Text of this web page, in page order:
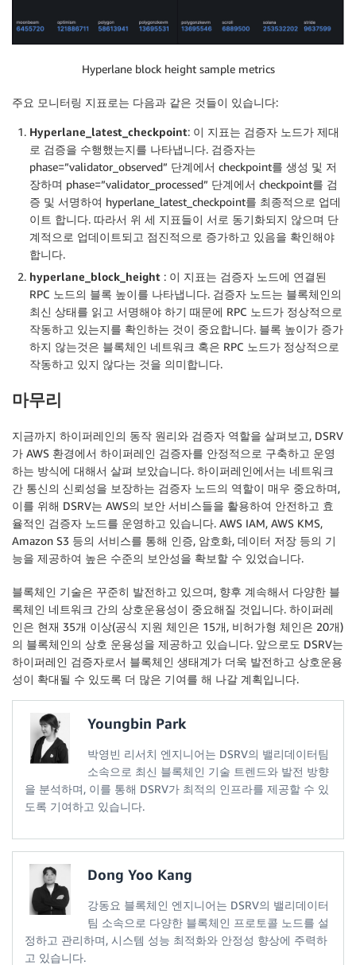
Hyperlane block height sample metrics
주요 모니터링 지표로는 다음과 같은 것들이 있습니다:
Hyperlane_latest_checkpoint: 이 지표는 검증자 노드가 제대
로 검증을 수행했는지를 나타냅니다. 검증자는
phase=”validator_observed” 단계에서 checkpoint를 생성 및 저
장하며 phase=”validator_processed” 단계에서 checkpoint를 검
증 및 서명하여 hyperlane_latest_checkpoint를 최종적으로 업데
이트 합니다. 따라서 위 세 지표들이 서로 동기화되지 않으며 단
계적으로 업데이트되고 점진적으로 증가하고 있음을 확인해야
합니다.
hyperlane_block_height : 이 지표는 검증자 노드에 연결된
RPC 노드의 블록 높이를 나타냅니다. 검증자 노드는 블록체인의
최신 상태를 읽고 서명해야 하기 때문에 RPC 노드가 정상적으로
작동하고 있는지를 확인하는 것이 중요합니다. 블록 높이가 증가
하지 않는것은 블록체인 네트워크 혹은 RPC 노드가 정상적으로
작동하고 있지 않다는 것을 의미합니다.
마무리
지금까지 하이퍼레인의 동작 원리와 검증자 역할을 살펴보고, DSRV
가 AWS 환경에서 하이퍼레인 검증자를 안정적으로 구축하고 운영
하는 방식에 대해서 살펴 보았습니다. 하이퍼레인에서는 네트워크
간 통신의 신뢰성을 보장하는 검증자 노드의 역할이 매우 중요하며,
이를 위해 DSRV는 AWS의 보안 서비스들을 활용하여 안전하고 효
율적인 검증자 노드를 운영하고 있습니다. AWS IAM, AWS KMS,
Amazon S3 등의 서비스를 통해 인증, 암호화, 데이터 저장 등의 기
능을 제공하여 높은 수준의 보안성을 확보할 수 있었습니다.
블록체인 기술은 꾸준히 발전하고 있으며, 향후 계속해서 다양한 블
록체인 네트워크 간의 상호운용성이 중요해질 것입니다. 하이퍼레
인은 현재 35개 이상(공식 지원 체인은 15개, 비허가형 체인은 20개)
의 블록체인의 상호 운용성을 제공하고 있습니다. 앞으로도 DSRV는
하이퍼레인 검증자로서 블록체인 생태계가 더욱 발전하고 상호운용
성이 확대될 수 있도록 더 많은 기여를 해 나갈 계획입니다.
Youngbin Park
박영빈 리서치 엔지니어는 DSRV의 밸리데이터팀
소속으로 최신 블록체인 기술 트렌드와 발전 방향
을 분석하며, 이를 통해 DSRV가 최적의 인프라를 제공할 수 있
도록 기여하고 있습니다.
Dong Yoo Kang
강동요 블록체인 엔지니어는 DSRV의 밸리데이터
팀 소속으로 다양한 블록체인 프로토콜 노드를 설
정하고 관리하며, 시스템 성능 최적화와 안정성 향상에 주력하
고 있습니다.